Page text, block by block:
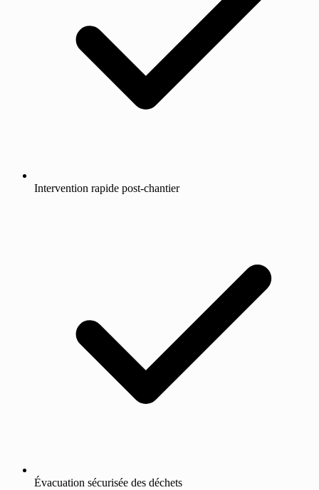
Intervention rapide post-chantier
Évacuation sécurisée des déchets